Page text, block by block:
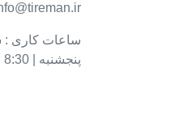
ساعات کاری :
پنجشنبه | 8:30 الی 20:30